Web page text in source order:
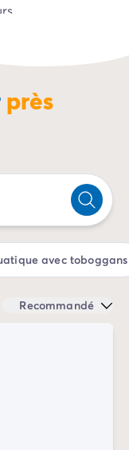
une
près
avec toboggans
Recommandé